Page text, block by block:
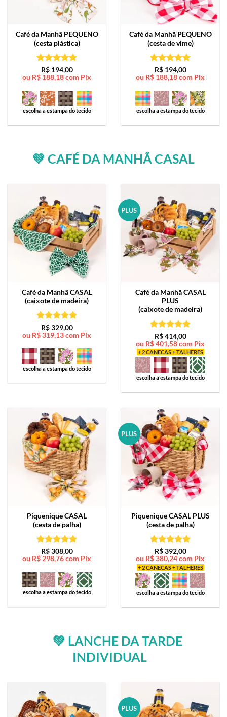
Café da Manhã PEQUENO
(cesta plástica)
Avaliação5
de 5
R$194,00
ou R$ 188,18com Pix
escolha a estampa do tecido
Café da Manhã PEQUENO
(cesta de vime)
Avaliação5
de 5
R$194,00
ou R$ 188,18com Pix
escolha a estampa do tecido
💚 CAFÉ DA MANHÃ CASAL
Café da ManhãCASAL
(caixote de madeira)
Avaliação5
de 5
R$329,00
ou R$319,13com Pix
escolha a estampa do tecido
PLUS
Café da ManhãCASAL
PLUS
(caixote de madeira)
Avaliação5
de 5
R$414,00
ou R$401,58com Pix
+ 2 CANECAS + TALHERES
escolha a estampa do tecido
PiqueniqueCASAL
(cesta de palha)
Avaliação5
de 5
R$308,00
ou R$298,76com Pix
escolha a estampa do tecido
PLUS
PiqueniqueCASAL PLUS
(cesta de palha)
Avaliação5
de 5
R$392,00
ou R$380,24com Pix
+ 2 CANECAS + TALHERES
escolha a estampa do tecido
💚 LANCHE DA TARDE
INDIVIDUAL
PLUS